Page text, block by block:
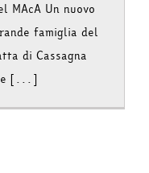
MAcA Un nuovo
famiglia del
di Cassagna
[...]